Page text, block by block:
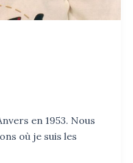
en 1953. Nous
où je suis les